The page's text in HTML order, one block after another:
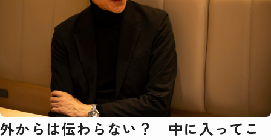
外からは伝わらない？ 中に入ってこ